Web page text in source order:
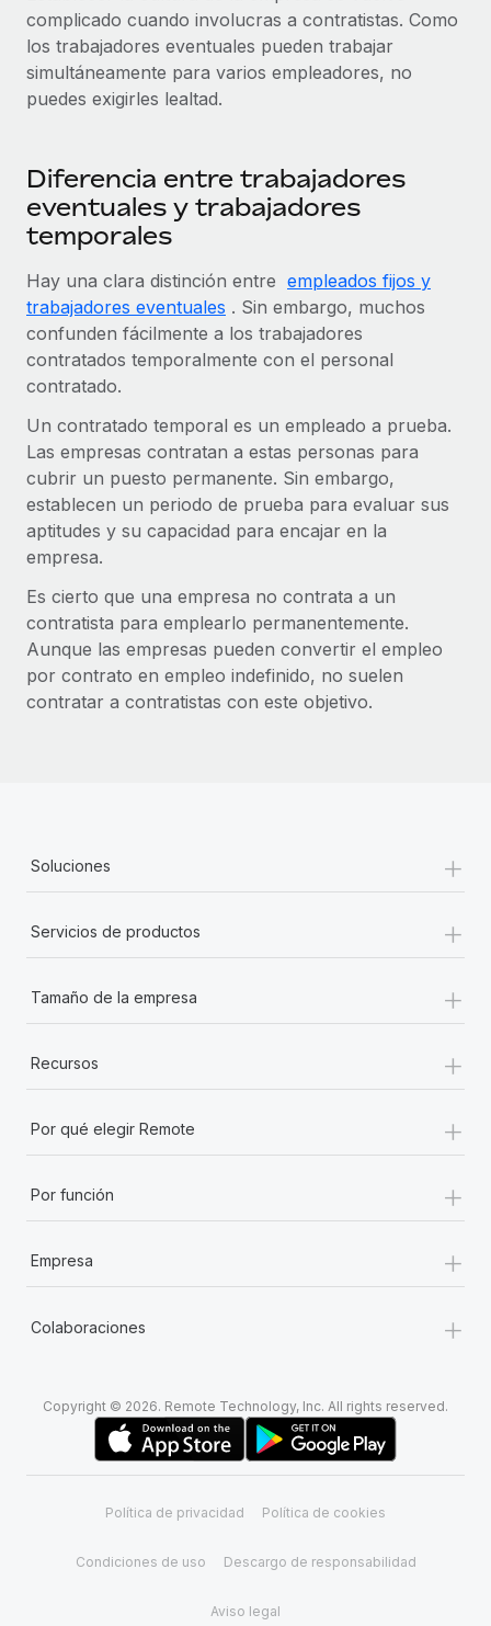
complicado cuando involucras a contratistas. Como
los trabajadores eventuales pueden trabajar
simultáneamente para varios empleadores, no
puedes exigirles lealtad.
Diferencia entre trabajadores
eventuales y trabajadores
temporales
Hay una clara distinción entre empleados fijos y
trabajadores eventuales . Sin embargo, muchos
confunden fácilmente a los trabajadores
contratados temporalmente con el personal
contratado.
Un contratado temporal es un empleado a prueba.
Las empresas contratan a estas personas para
cubrir un puesto permanente. Sin embargo,
establecen un periodo de prueba para evaluar sus
aptitudes y su capacidad para encajar en la
empresa.
Es cierto que una empresa no contrata a un
contratista para emplearlo permanentemente.
Aunque las empresas pueden convertir el empleo
por contrato en empleo indefinido, no suelen
contratar a contratistas con este objetivo.
Soluciones +
Servicios de productos +
Tamaño de la empresa +
Recursos +
Por qué elegir Remote +
Por función +
Empresa +
Colaboraciones +
Copyright © 2026. Remote Technology, Inc. All rights reserved.
Política de privacidad Política de cookies
Condiciones de uso Descargo de responsabilidad
Aviso legal